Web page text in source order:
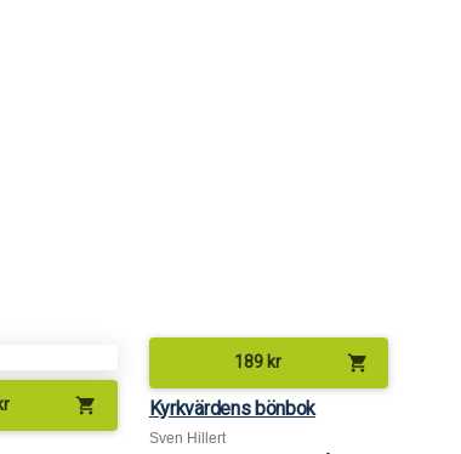
shopping_cart
189 kr shopping_cart
Kyrkvärdens bönbok
Sven Hillert